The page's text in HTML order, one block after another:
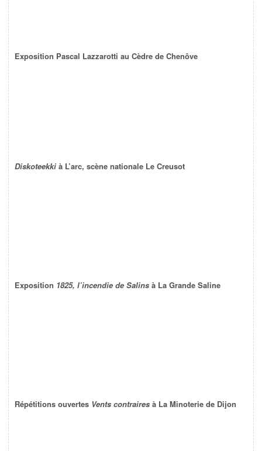
Exposition Pascal Lazzarotti au Cèdre de Chenôve
Diskoteekki à L’arc, scène nationale Le Creusot
Exposition 1825, l’incendie de Salins à La Grande Saline
Répétitions ouvertes Vents contraires à La Minoterie de Dijon